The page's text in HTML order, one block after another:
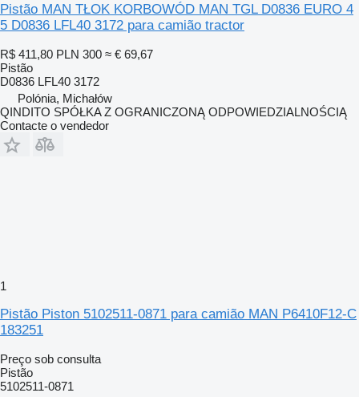
Pistão MAN TŁOK KORBOWÓD MAN TGL D0836 EURO 4
5 D0836 LFL40 3172 para camião tractor
R$ 411,80 PLN 300 ≈ € 69,67
Pistão
D0836 LFL40 3172
Polónia, Michałów
QINDITO SPÓŁKA Z OGRANICZONĄ ODPOWIEDZIALNOŚCIĄ
Contacte o vendedor
1
Pistão Piston 5102511-0871 para camião MAN P6410F12-C
183251
Preço sob consulta
Pistão
5102511-0871